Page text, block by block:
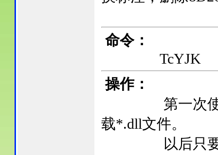
命令：
TcYJK
操作：
第一次使用在
载*.dll文件。
以后只要输入